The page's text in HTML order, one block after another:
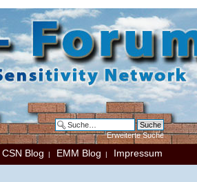
Erweiterte Suche
CSN Blog | EMM Blog | Impressum